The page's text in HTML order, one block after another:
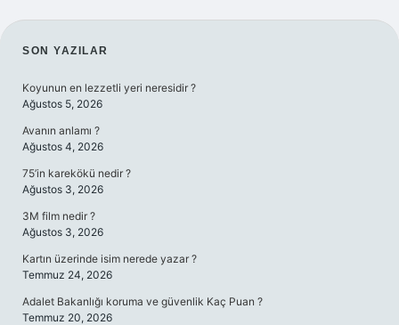
SIDEBAR
SON YAZILAR
Koyunun en lezzetli yeri neresidir ?
Ağustos 5, 2026
Avanın anlamı ?
Ağustos 4, 2026
75’in karekökü nedir ?
Ağustos 3, 2026
3M film nedir ?
Ağustos 3, 2026
Kartın üzerinde isim nerede yazar ?
Temmuz 24, 2026
Adalet Bakanlığı koruma ve güvenlik Kaç Puan ?
Temmuz 20, 2026